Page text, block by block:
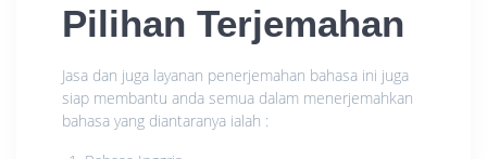
Pilihan Terjemahan
Jasa dan juga layanan penerjemahan bahasa ini juga
siap membantu anda semua dalam menerjemahkan
bahasa yang diantaranya ialah :